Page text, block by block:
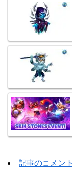
記事のコメント